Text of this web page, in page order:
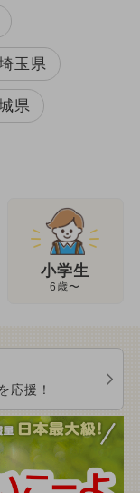
玉県
県
小学生
6歳〜
応援！